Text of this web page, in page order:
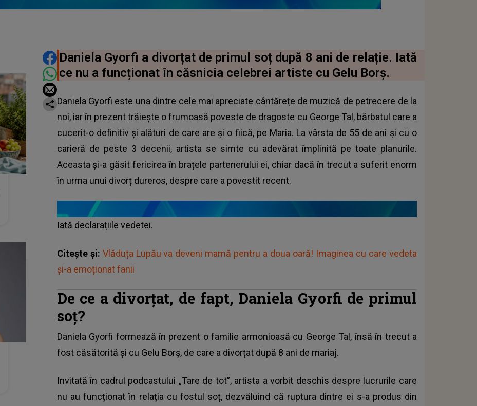
DISTRIBUIE ARTICOLUL
Daniela Gyorfi a divorțat de primul soț după 8 ani de relație. Iată
ce nu a funcționat în căsnicia celebrei artiste cu Gelu Borș.
Daniela Gyorfi este una dintre cele mai apreciate cântărețe de muzică de petrecere de la
noi, iar în prezent trăiește o frumoasă poveste de dragoste cu George Tal, bărbatul care a
cucerit-o definitiv și alături de care are și o fiică, pe Maria. La vârsta de 55 de ani și cu o
carieră de peste 3 decenii, artista se simte cu adevărat împlinită pe toate planurile.
Aceasta și-a găsit fericirea în brațele partenerului ei, chiar dacă în trecut a suferit enorm
în urma unui divorț dureros, despre care a povestit recent.
Iată declarațiile vedetei.
Citește și: Vlăduța Lupău va deveni mamă pentru a doua oară! Imaginea cu care vedeta
și-a emoționat fanii
De ce a divorțat, de fapt, Daniela Gyorfi de primul
soț?
Daniela Gyorfi formează în prezent o familie armonioasă cu George Tal, însă în trecut a
fost căsătorită și cu Gelu Borș, de care a divorțat după 8 ani de mariaj.
Invitată în cadrul podcastului „Tare de tot”, artista a vorbit deschis despre lucrurile care
nu au funcționat în relația cu fostul soț, dezvăluind că ruptura dintre ei s-a produs din